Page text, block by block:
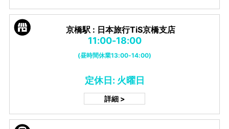
京橋駅 : 日本旅行TiS京橋支店
11:00-18:00
(昼時間休業13:00-14:00)
定休日: 火曜日
詳細 >